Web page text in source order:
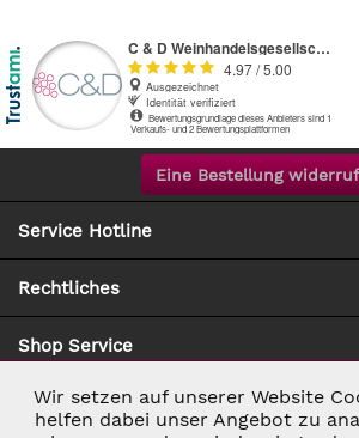
Eine Bestellung
Service Hotline
Rechtliches
Shop Service
Zahlung & Versand
Notwendig
Wir setzen auf unserer Website
helfen dabei unser Angebot zu